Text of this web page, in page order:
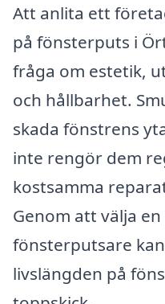
Att anlita ett
på fönsterputs i
fråga om estetik,
och hållbarhet.
skada fönstrens
inte rengör dem
kostsamma
Genom att välja
fönsterputsare
livslängden på